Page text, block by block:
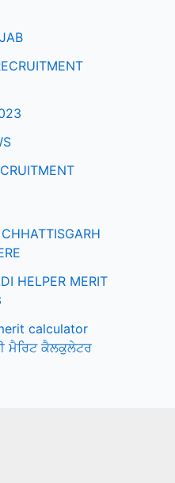
HELPER MERIT
calculator
ਮੈਰਿਟ ਕੈਲਕੁਲੇਟਰ